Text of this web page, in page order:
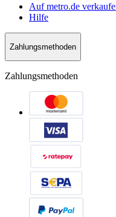
Auf metro.de
Hilfe
Zahlungsmethoden
Zahlungsmethoden